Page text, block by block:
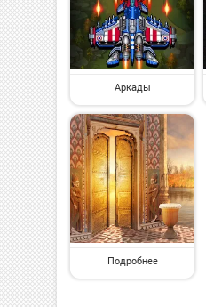
Аркады
Подробнее